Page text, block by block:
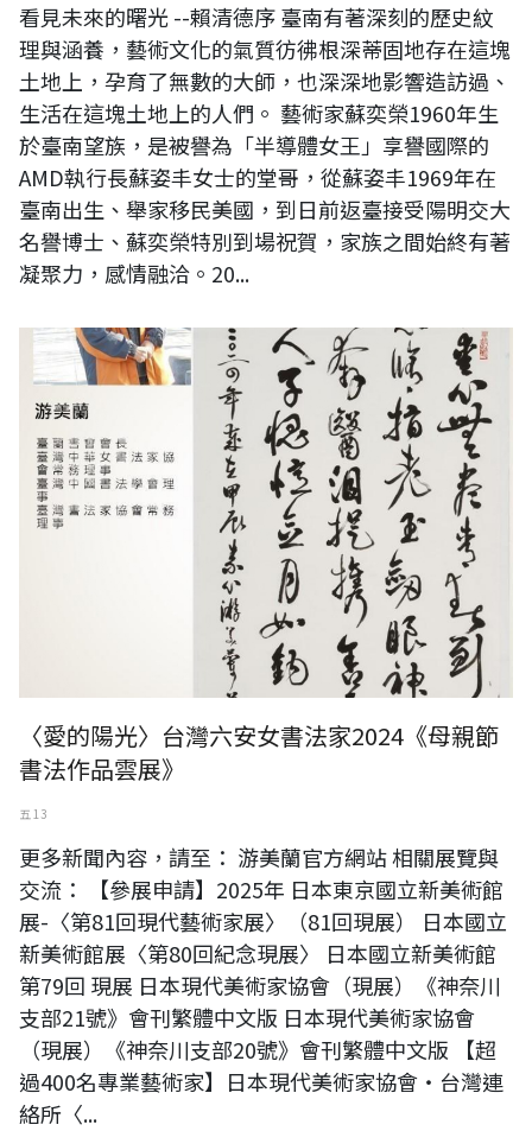
看見未來的曙光 --賴清德序 臺南有著深刻的歷史紋
理與涵養，藝術文化的氣質彷彿根深蒂固地存在這塊
土地上，孕育了無數的大師，也深深地影響造訪過、
生活在這塊土地上的人們。 藝術家蘇奕榮1960年生
於臺南望族，是被譽為「半導體女王」享譽國際的
AMD執行長蘇姿丰女士的堂哥，從蘇姿丰1969年在
臺南出生、舉家移民美國，到日前返臺接受陽明交大
名譽博士、蘇奕榮特別到場祝賀，家族之間始終有著
凝聚力，感情融洽。20...
〈愛的陽光〉台灣六安女書法家2024《母親節
書法作品雲展》
五 13
更多新聞內容，請至： 游美蘭官方網站 相關展覽與
交流： 【參展申請】2025年 日本東京國立新美術館
展-〈第81回現代藝術家展〉（81回現展） 日本國立
新美術館展〈第80回紀念現展〉 日本國立新美術館
第79回 現展 日本現代美術家協會（現展）《神奈川
支部21號》會刊繁體中文版 日本現代美術家協會
（現展）《神奈川支部20號》會刊繁體中文版 【超
過400名專業藝術家】日本現代美術家協會・台灣連
絡所〈...